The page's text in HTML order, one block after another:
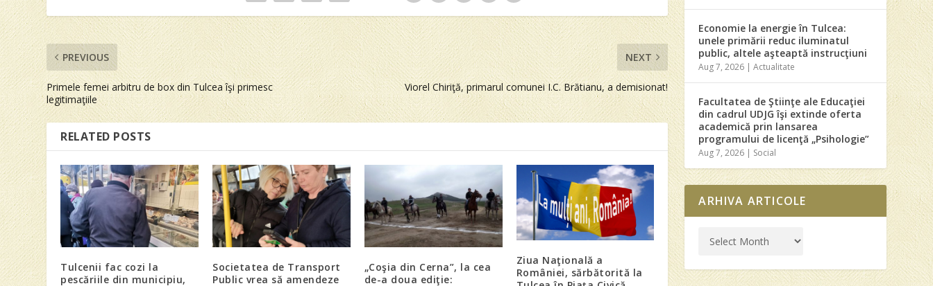
PREVIOUS
Primele femei arbitru de box din Tulcea îşi primesc
legitimaţiile
NEXT
Viorel Chiriţă, primarul comunei I.C. Brătianu, a demisionat!
RELATED POSTS
Tulcenii fac cozi la
pescăriile din municipiu,
Societatea de Transport
Public vrea să amendeze
„Coşia din Cerna”, la cea
de-a doua ediţie:
Ziua Naţională a
României, sărbătorită la
Economie la energie în Tulcea:
unele primării reduc iluminatul
public, altele aşteaptă instrucţiuni
Aug 7, 2026 |Actualitate
Facultatea de Ştiinţe ale Educaţiei
din cadrul UDJG îşi extinde oferta
academică prin lansarea
programului de licenţă „Psihologie”
Aug 7, 2026 | Social
ARHIVA ARTICOLE